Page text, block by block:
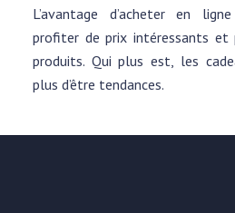
L’avantage d’acheter en
profiter de prix intéressants
produits. Qui plus est, les
plus d’être tendances.